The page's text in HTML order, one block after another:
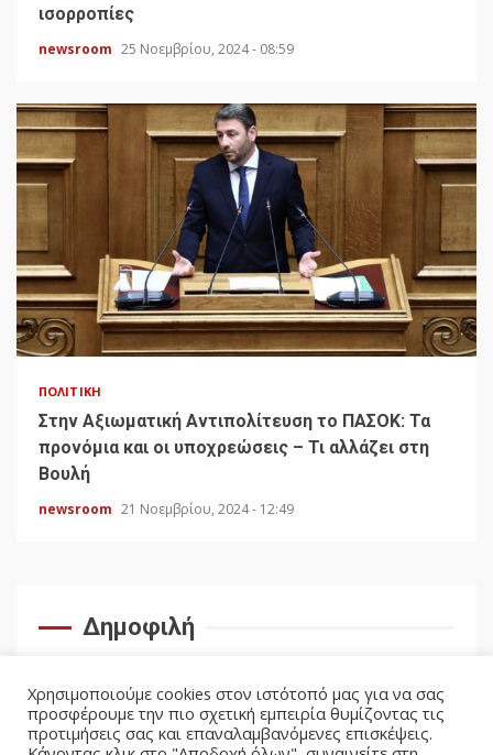
ισορροπίες
newsroom 25 Νοεμβρίου, 2024 - 08:59
ΠΟΛΙΤΙΚΉ
Στην Αξιωματική Αντιπολίτευση το ΠΑΣΟΚ: Τα
προνόμια και οι υποχρεώσεις – Τι αλλάζει στη
Βουλή
newsroom 21 Νοεμβρίου, 2024 - 12:49
Δημοφιλή
Χρησιμοποιούμε cookies στον ιστότοπό μας για να σας
προσφέρουμε την πιο σχετική εμπειρία θυμίζοντας τις
προτιμήσεις σας και επαναλαμβανόμενες επισκέψεις.